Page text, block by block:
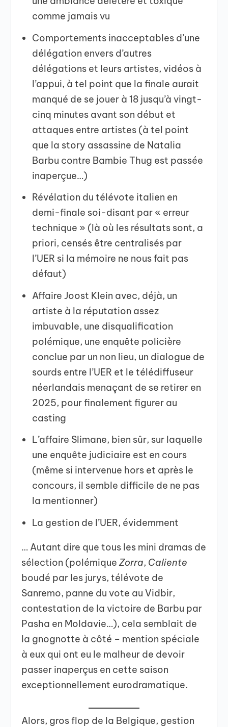
comme jamais vu
Comportements inacceptables d’une
délégation envers d’autres
délégations et leurs artistes, vidéos à
l’appui, à tel point que la finale aurait
manqué de se jouer à 18 jusqu’à vingt-
cinq minutes avant son début et
attaques entre artistes (à tel point
que la story assassine de Natalia
Barbu contre Bambie Thug est passée
inaperçue…)
Révélation du télévote italien en
demi-finale soi-disant par « erreur
technique » (là où les résultats sont, a
priori, censés être centralisés par
l’UER si la mémoire ne nous fait pas
défaut)
Affaire Joost Klein avec, déjà, un
artiste à la réputation assez
imbuvable, une disqualification
polémique, une enquête policière
conclue par un non lieu, un dialogue de
sourds entre l’UER et le télédiffuseur
néerlandais menaçant de se retirer en
2025, pour finalement figurer au
casting
L’affaire Slimane, bien sûr, sur laquelle
une enquête judiciaire est en cours
(même si intervenue hors et après le
concours, il semble difficile de ne pas
la mentionner)
La gestion de l’UER, évidemment
… Autant dire que tous les mini dramas de
sélection (polémiqueZorra, Caliente
boudé par les jurys, télévote de
Sanremo, panne du vote au Vidbir,
contestation de la victoire de Barbu par
Pasha en Moldavie…), cela semblait de
la gnognotte à côté – mention spéciale
à eux qui ont eu le malheur de devoir
passer inaperçus en cette saison
exceptionnellement eurodramatique.
Alors, gros flop de la Belgique, gestion